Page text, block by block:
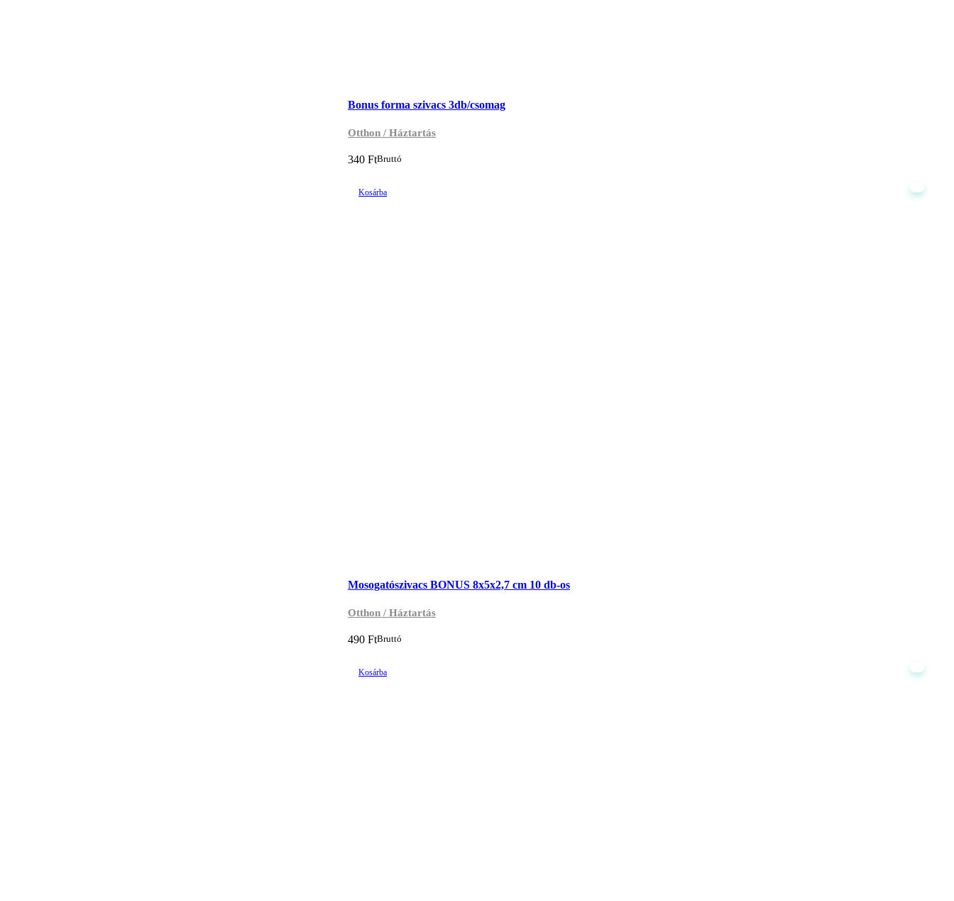
Bonus forma szivacs 3db/csomag
340 FtBruttó
Otthon / Háztartás
Kosárba
Mosogatószivacs BONUS 8x5x2,7 cm 10 db-os
490 FtBruttó
Otthon / Háztartás
Kosárba